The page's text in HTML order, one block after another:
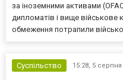
за іноземними активами
дипломатів і вище військове
обмеження потрапили
Суспільство 15:28, 5 серпня